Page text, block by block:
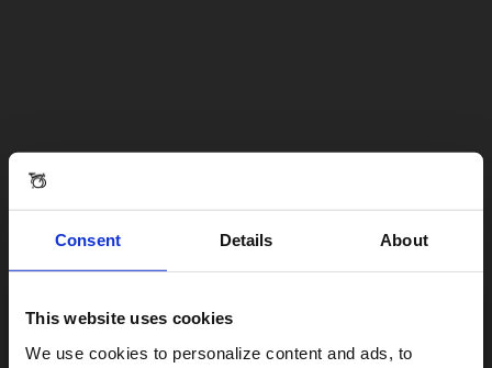
Consent Details About
This website uses cookies
We use cookies to personalize content and ads, to
Visiting from the United States?